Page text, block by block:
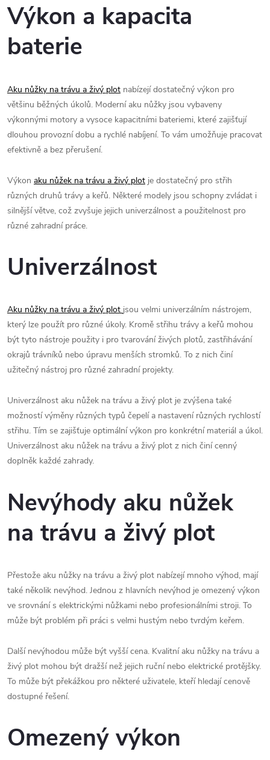
Výkon a kapacita
baterie
Aku nůžky na trávu a živý plot nabízejí dostatečný výkon pro
většinu běžných úkolů. Moderní aku nůžky jsou vybaveny
výkonnými motory a vysoce kapacitními bateriemi, které zajišťují
dlouhou provozní dobu a rychlé nabíjení. To vám umožňuje pracovat
efektivně a bez přerušení.
Výkon aku nůžek na trávu a živý plot je dostatečný pro střih
různých druhů trávy a keřů. Některé modely jsou schopny zvládat i
silnější větve, což zvyšuje jejich univerzálnost a použitelnost pro
různé zahradní práce.
Univerzálnost
Aku nůžky na trávu a živý plot jsou velmi univerzálním nástrojem,
který lze použít pro různé úkoly. Kromě střihu trávy a keřů mohou
být tyto nástroje použity i pro tvarování živých plotů, zastřihávání
okrajů trávníků nebo úpravu menších stromků. To z nich činí
užitečný nástroj pro různé zahradní projekty.
Univerzálnost aku nůžek na trávu a živý plot je zvýšena také
možností výměny různých typů čepelí a nastavení různých rychlostí
střihu. Tím se zajišťuje optimální výkon pro konkrétní materiál a úkol.
Univerzálnost aku nůžek na trávu a živý plot z nich činí cenný
doplněk každé zahrady.
Nevýhody aku nůžek
na trávu a živý plot
Přestože aku nůžky na trávu a živý plot nabízejí mnoho výhod, mají
také několik nevýhod. Jednou z hlavních nevýhod je omezený výkon
ve srovnání s elektrickými nůžkami nebo profesionálními stroji. To
může být problém při práci s velmi hustým nebo tvrdým keřem.
Další nevýhodou může být vyšší cena. Kvalitní aku nůžky na trávu a
živý plot mohou být dražší než jejich ruční nebo elektrické protějšky.
To může být překážkou pro některé uživatele, kteří hledají cenově
dostupné řešení.
Omezený výkon